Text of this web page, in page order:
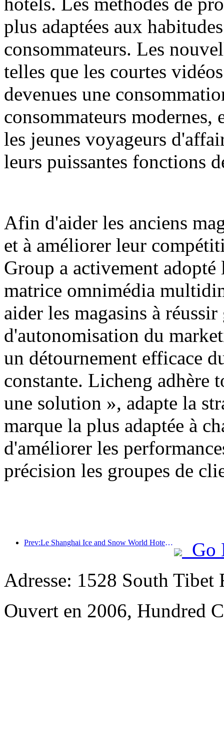
plus adaptées aux
consommateurs. Les
telles que les courtes
devenues une
consommateurs
les jeunes voyageurs
leurs puissantes fonctions
Afin d'aider les anciens
et à améliorer leur
Group a activement
matrice omnimédia
aider les magasins à
d'autonomisation du
un détournement efficace
constante. Licheng adhère
une solution », adapte la
marque la plus adaptée à
d'améliorer les
précision les groupes de
Prev:Le Shanghai Ice and Snow World Hotel le plus luxueux est dévoilé
Go
Adresse: 1528 South Tibet
Ouvert en 2006, Hundred